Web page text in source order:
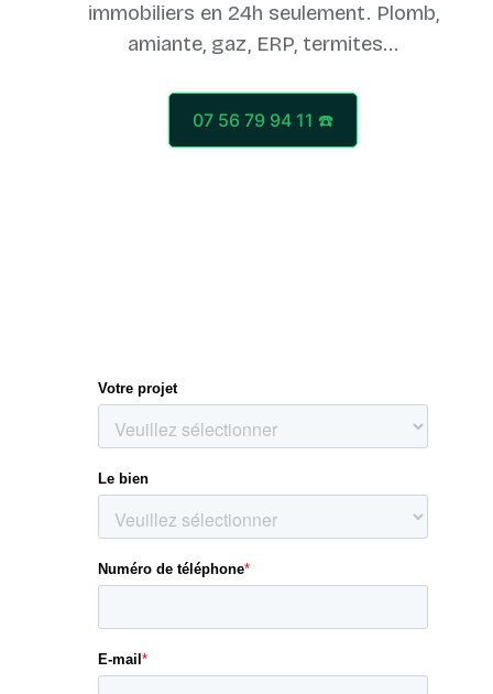
immobiliers en 24h seulement. Plomb,
07 56 79 94 11 ☎️